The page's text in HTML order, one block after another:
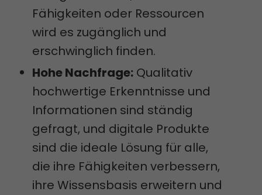
Fähigkeiten oder Ressourcen
wird es zugänglich und
erschwinglich finden.
Hohe Nachfrage: Qualitativ
hochwertige Erkenntnisse und
Informationen sind ständig
gefragt, und digitale Produkte
sind die ideale Lösung für alle,
die ihre Fähigkeiten verbessern,
ihre Wissensbasis erweitern und